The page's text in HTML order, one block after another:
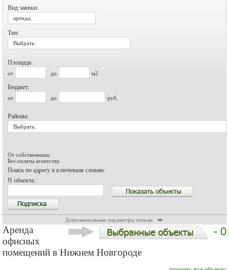
Вид заявки:
аренда,
Тип:
Выбрать:
Площадь:
от до м2
Бюджет:
от до руб.
Районы:
Выбрать:
От собственника:
Без оплаты агентству
Поиск по адресу и ключевым словам:
N объекта.:
Дополнительные параметры поиска
- 0
Аренда
офисных
помещений в Нижнем Новгороде